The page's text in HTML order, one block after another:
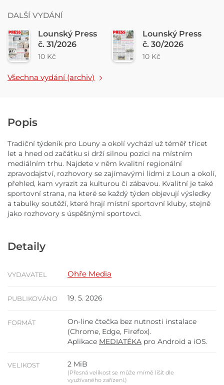
DALŠÍ VYDÁNÍ
Lounský Press
č. 31/2026
10 Kč
Lounský Press
č. 30/2026
10 Kč
Všechna vydání (archiv)
Popis
Tradiční týdeník pro Louny a okolí vychází už téměř třicet
let a hned od začátku si drží silnou pozici na místním
mediálním trhu. Najdete v něm kvalitní regionální
zpravodajství, rozhovory se zajímavými lidmi z Loun a okolí,
přehled, kam vyrazit za kulturou či zábavou. Kvalitní je také
sportovní strana, na které se každý týden objevují výsledky
a tabulky soutěží, které hrají místní sportovní kluby, stejně
jako rozhovory s úspěšnými sportovci.
Detaily
VYDAVATEL Ohře Media
PUBLIKOVÁNO 19. 5. 2026
FORMÁT
On-line čtečka bez nutnosti instalace
(Chrome, Edge, Firefox).
Aplikace MEDIATÉKA pro Android a iOS.
VELIKOST 2 MiB
(Přesná velikost se může mírně lišit dle
využívaného zařízení.)